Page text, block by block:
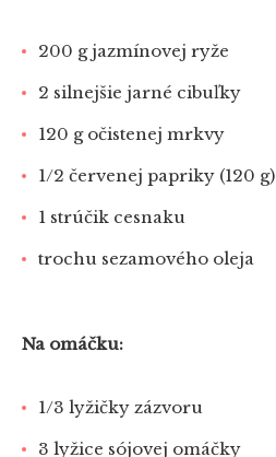
200 g jazmínovej ryže
2 silnejšie jarné cibuľky
120 g očistenej mrkvy
1/2 červenej papriky (120 g)
1 strúčik cesnaku
trochu sezamového oleja
Na omáčku:
1/3 lyžičky zázvoru
3 lyžice sójovej omáčky